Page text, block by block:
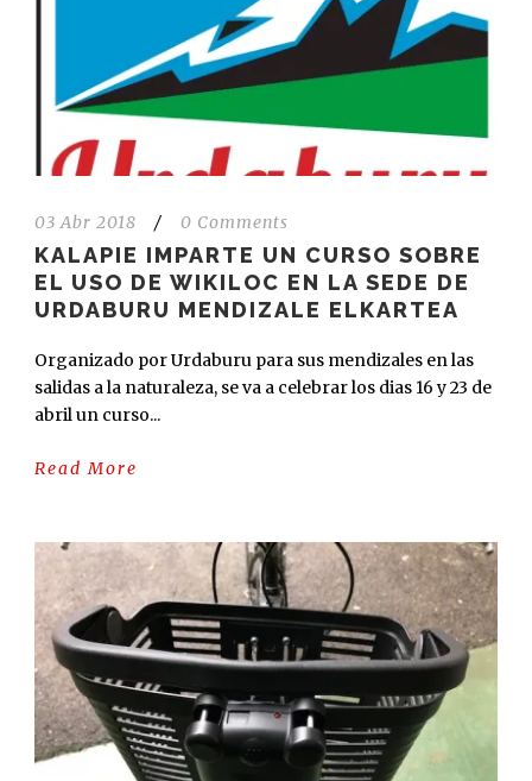
03 Abr 2018 / 0 Comments
KALAPIE IMPARTE UN CURSO SOBRE
EL USO DE WIKILOC EN LA SEDE DE
URDABURU MENDIZALE ELKARTEA
Organizado por Urdaburu para sus mendizales en las
salidas a la naturaleza, se va a celebrar los dias 16 y 23 de
abril un curso...
Read More